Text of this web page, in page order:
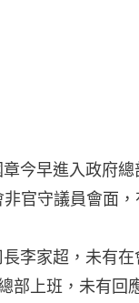
今早進入政府
官守議員會面
李家超，未有
部上班，未有回